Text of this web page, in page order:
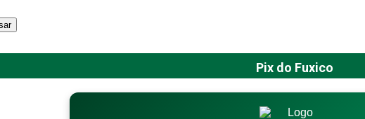
Pix do Fuxico